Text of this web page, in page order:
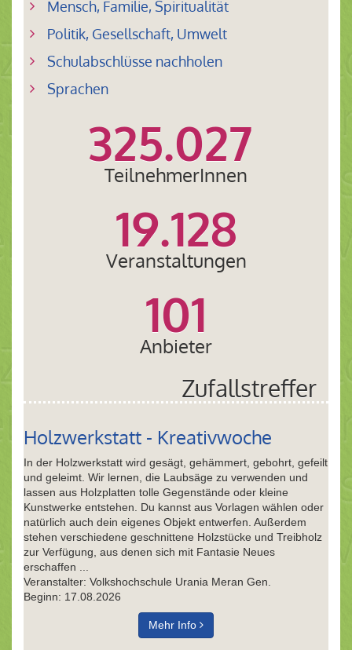
Mensch, Familie, Spiritualität
Politik, Gesellschaft, Umwelt
Schulabschlüsse nachholen
Sprachen
325.027
TeilnehmerInnen
19.128
Veranstaltungen
101
Anbieter
Zufallstreffer
Holzwerkstatt - Kreativwoche
In der Holzwerkstatt wird gesägt, gehämmert, gebohrt, gefeilt
und geleimt. Wir lernen, die Laubsäge zu verwenden und
lassen aus Holzplatten tolle Gegenstände oder kleine
Kunstwerke entstehen. Du kannst aus Vorlagen wählen oder
natürlich auch dein eigenes Objekt entwerfen. Außerdem
stehen verschiedene geschnittene Holzstücke und Treibholz
zur Verfügung, aus denen sich mit Fantasie Neues
erschaffen ...
Veranstalter: Volkshochschule Urania Meran Gen.
Beginn: 17.08.2026
Mehr Info